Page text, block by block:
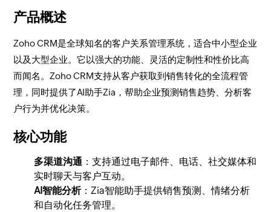
产品概述
Zoho CRM是全球知名的客户关系管理系统，适合中小型企业
以及大型企业。它以强大的功能、灵活的定制性和性价比高
而闻名。Zoho CRM支持从客户获取到销售转化的全流程管
理，同时提供了AI助手Zia，帮助企业预测销售趋势、分析客
户行为并优化决策。
核心功能
多渠道沟通 ：支持通过电子邮件、电话、社交媒体和
实时聊天与客户互动。
AI智能分析：Zia智能助手提供销售预测、情绪分析
和自动化任务管理。